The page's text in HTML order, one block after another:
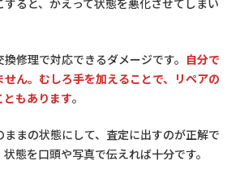
ると、かえって状態を悪化させてしまい
修理で対応できるダメージです。 自分で
ん。むしろ手を加えることで、リペアの
もあります。
まの状態にして、査定に出すのが正解で
態を口頭や写真で伝えれば十分です。